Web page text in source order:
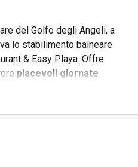
del Golfo degli Angeli, a
lo stabilimento balneare
& Easy Playa. Offre
piacevoli giornate